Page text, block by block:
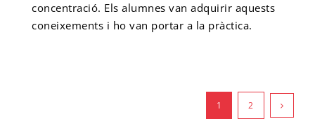
concentració. Els alumnes van adquirir aquests
coneixements i ho van portar a la pràctica.
1 2